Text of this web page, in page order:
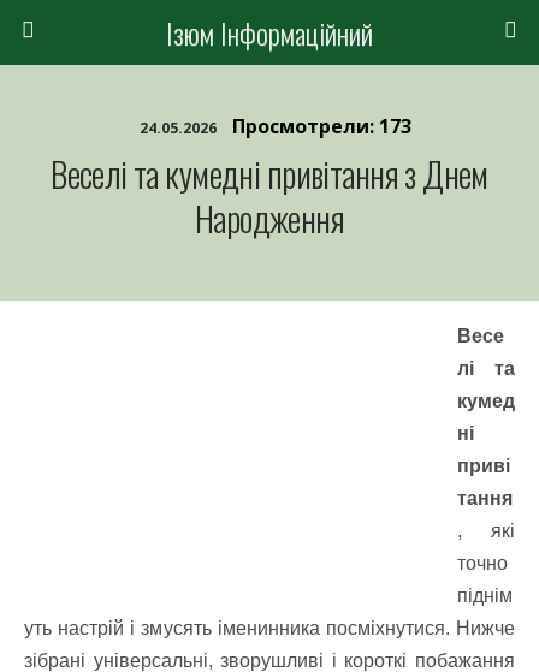
Ізюм Інформаційний
24.05.2026 Просмотрели: 173
Веселі та кумедні привітання з Днем
Народження
Весе
лі та
кумед
ні
приві
тання
, які
точно
піднім
уть настрій і змусять іменинника посміхнутися. Нижче
зібрані універсальні, зворушливі і короткі побажання